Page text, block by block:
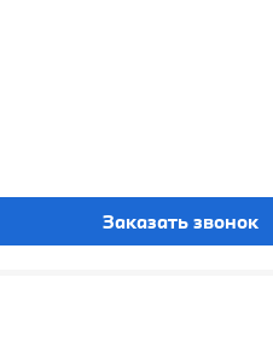
Заказать звонок